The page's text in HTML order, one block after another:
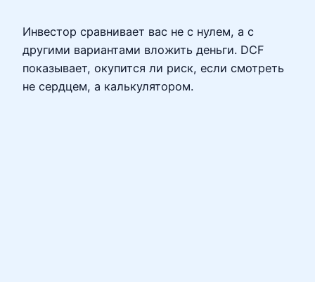
Инвестор сравнивает вас не с нулем, а с
другими вариантами вложить деньги. DCF
показывает, окупится ли риск, если смотреть
не сердцем, а калькулятором.